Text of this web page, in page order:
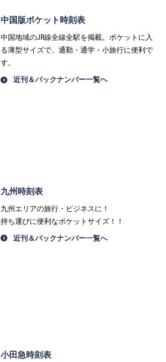
中国版ポケット時刻表
中国地域のJR線全線全駅を掲載。ポケットに入
る薄型サイズで、通勤・通学・小旅行に便利で
す。
近刊＆バックナンバー一覧へ
九州時刻表
九州エリアの旅行・ビジネスに！
持ち運びに便利なポケットサイズ！！
近刊＆バックナンバー一覧へ
小田急時刻表